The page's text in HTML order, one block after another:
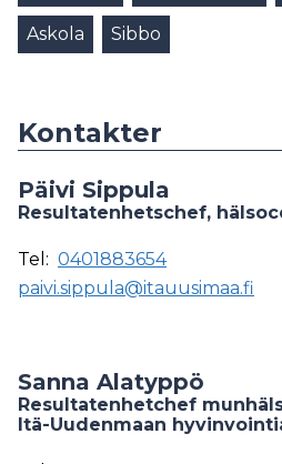
Askola Sibbo
Kontakter
Päivi Sippula
Resultatenhetschef,
Tel: 0401883654
paivi.sippula@itauusimaa.fi
Sanna Alatyppö
Resultatenhetchef
Itä-Uudenmaan